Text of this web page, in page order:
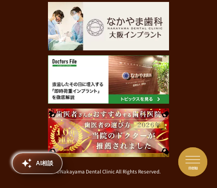
AI相談
©Nakayama Dental Clinic All Rights Reserved.
menu